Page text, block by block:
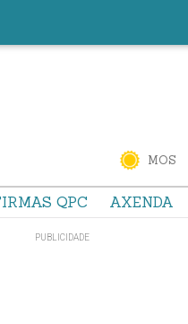
MOS
QPC AXENDA